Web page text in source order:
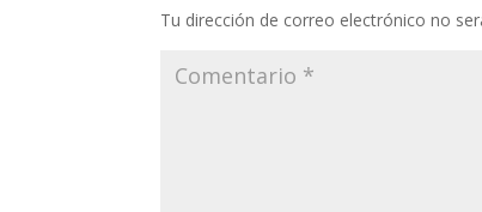
Tu dirección de correo electrónico no